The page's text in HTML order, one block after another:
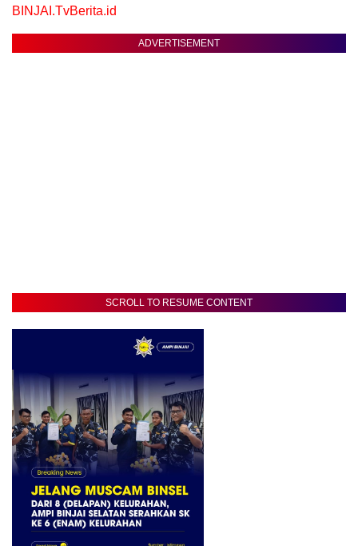
BINJAI.TvBerita.id
ADVERTISEMENT
SCROLL TO RESUME CONTENT